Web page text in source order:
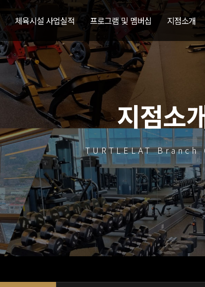
체육시설 사업실적 프로그램 및 멤버십 지점소개
지점소
TURTLELAT